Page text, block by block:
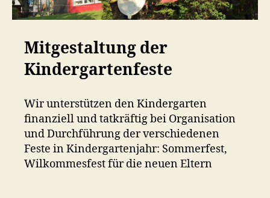
Mitgestaltung der
Kindergartenfeste
Wir unterstützen den Kindergarten
finanziell und tatkräftig bei Organisation
und Durchführung der verschiedenen
Feste in Kindergartenjahr: Sommerfest,
Wilkommesfest für die neuen Eltern